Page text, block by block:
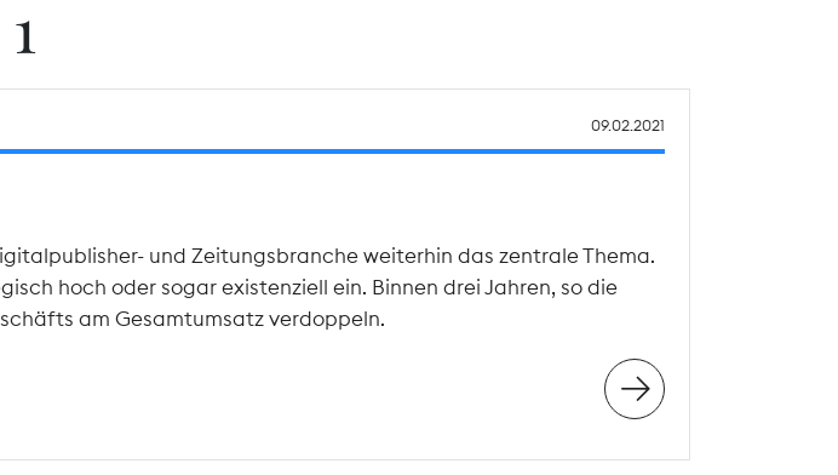
1
09.02.2021
und Zeitungsbranche weiterhin das zentrale Thema.
hoch oder sogar existenziell ein. Binnen drei Jahren, so die
am Gesamtumsatz verdoppeln.